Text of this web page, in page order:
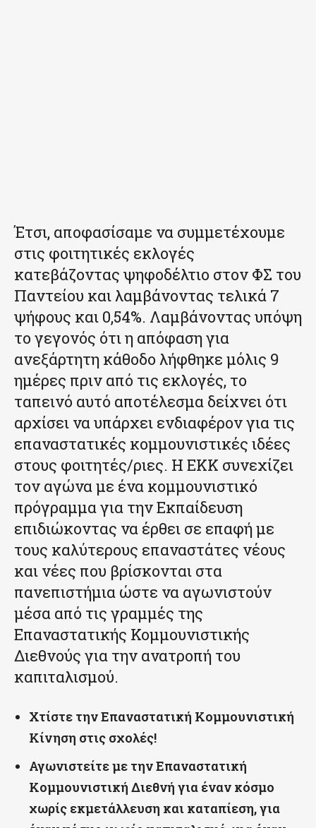
Έτσι, αποφασίσαμε να συμμετέχουμε
στις φοιτητικές εκλογές
κατεβάζοντας ψηφοδέλτιο στον ΦΣ του
Παντείου και λαμβάνοντας τελικά 7
ψήφους και 0,54%. Λαμβάνοντας υπόψη
το γεγονός ότι η απόφαση για
ανεξάρτητη κάθοδο λήφθηκε μόλις 9
ημέρες πριν από τις εκλογές, το
ταπεινό αυτό αποτέλεσμα δείχνει ότι
αρχίσει να υπάρχει ενδιαφέρον για τις
επαναστατικές κομμουνιστικές ιδέες
στους φοιτητές/ριες. Η ΕΚΚ συνεχίζει
τον αγώνα με ένα κομμουνιστικό
πρόγραμμα για την Εκπαίδευση
επιδιώκοντας να έρθει σε επαφή με
τους καλύτερους επαναστάτες νέους
και νέες που βρίσκονται στα
πανεπιστήμια ώστε να αγωνιστούν
μέσα από τις γραμμές της
Επαναστατικής Κομμουνιστικής
Διεθνούς για την ανατροπή του
καπιταλισμού.
Χτίστε την Επαναστατική Κομμουνιστική
Κίνηση στις σχολές!
Αγωνιστείτε με την Επαναστατική
Κομμουνιστική Διεθνή για έναν κόσμο
χωρίς εκμετάλλευση και καταπίεση, για